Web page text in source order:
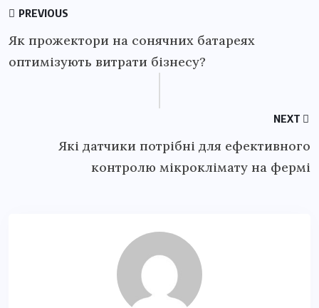
PREVIOUS
Як прожектори на сонячних батареях
оптимізують витрати бізнесу?
NEXT
Які датчики потрібні для ефективного
контролю мікроклімату на фермі